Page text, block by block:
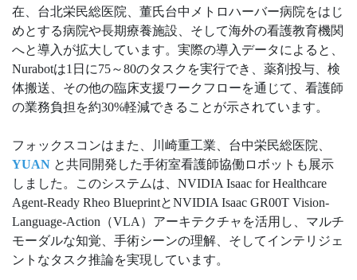
在、台北栄民総医院、董氏台中メトロハーバー病院をはじ
めとする病院や長期療養施設、そして海外の看護教育機関
へと導入が拡大しています。実際の導入データによると、
Nurabotは1日に75～80のタスクを実行でき、薬剤投与、検
体搬送、その他の臨床支援ワークフローを通じて、看護師
の業務負担を約30%軽減できることが示されています。
フォックスコンはまた、川崎重工業、台中栄民総医院、
YUAN と共同開発した手術室看護師協働ロボットも展示
しました。このシステムは、NVIDIA Isaac for Healthcare
Agent-Ready Rheo BlueprintとNVIDIA Isaac GR00T Vision-
Language-Action（VLA）アーキテクチャを活用し、マルチ
モーダルな知覚、手術シーンの理解、そしてインテリジェ
ントなタスク推論を実現しています。